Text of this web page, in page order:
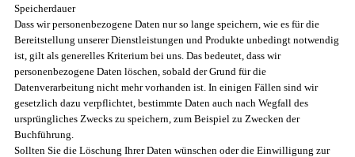
Speicherdauer
Dass wir personenbezogene Daten nur so lange speichern, wie es für die
Bereitstellung unserer Dienstleistungen und Produkte unbedingt notwendig
ist, gilt als generelles Kriterium bei uns. Das bedeutet, dass wir
personenbezogene Daten löschen, sobald der Grund für die
Datenverarbeitung nicht mehr vorhanden ist. In einigen Fällen sind wir
gesetzlich dazu verpflichtet, bestimmte Daten auch nach Wegfall des
ursprüngliches Zwecks zu speichern, zum Beispiel zu Zwecken der
Buchführung.
Sollten Sie die Löschung Ihrer Daten wünschen oder die Einwilligung zur